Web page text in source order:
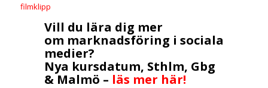
filmklipp
Vill du lära dig mer
om marknadsföring i sociala
medier?
Nya kursdatum, Sthlm, Gbg
& Malmö – läs mer här!